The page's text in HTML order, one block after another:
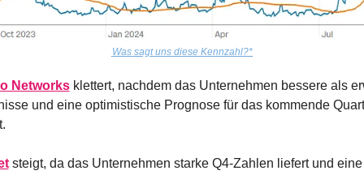
Was sagt uns diese Kennzahl?*
Networks klettert, nachdem das Unternehmen bessere als
und eine optimistische Prognose für das kommende
steigt, da das Unternehmen starke Q4-Zahlen liefert und